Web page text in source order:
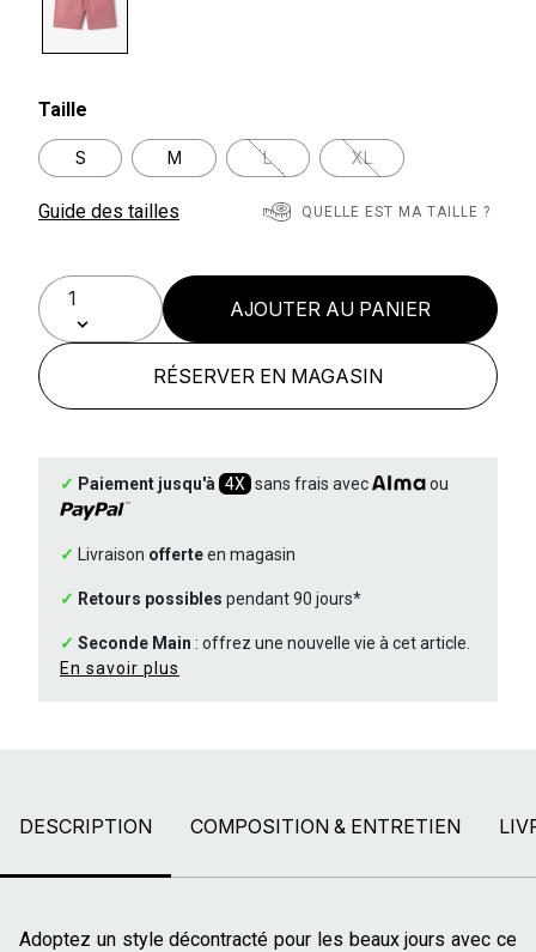
Taille
S M L XL
Guide des tailles QUELLE EST MA TAILLE ?
AJOUTER AU PANIER
RÉSERVER EN MAGASIN
✓ Paiement jusqu'à 4X sans frais avec ou
✓ Livraison offerteen magasin
✓ Retours possibles pendant 90 jours*
✓ Seconde Main : offrez une nouvelle vie à cet article.
En savoir plus
DESCRIPTION COMPOSITION & ENTRETIEN
Adoptez un style décontracté pour les beaux jours avec ce